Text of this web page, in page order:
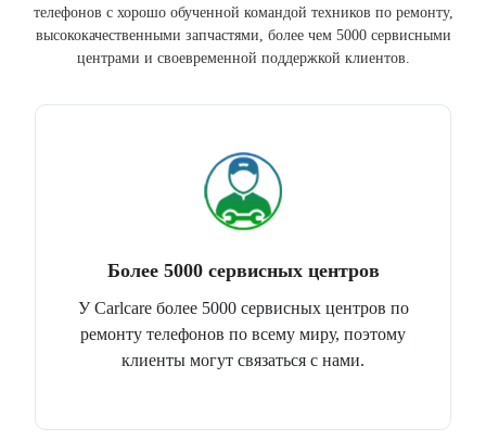
телефонов с хорошо обученной командой техников по ремонту,
высококачественными запчастями, более чем 5000 сервисными
центрами и своевременной поддержкой клиентов.
Более 5000 сервисных центров
У Carlcare более 5000 сервисных центров по
ремонту телефонов по всему миру, поэтому
клиенты могут связаться с нами.